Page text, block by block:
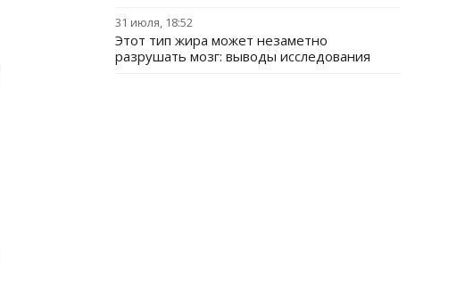
31 июля, 18:52
Этот тип жира может незаметно
разрушать мозг: выводы исследования